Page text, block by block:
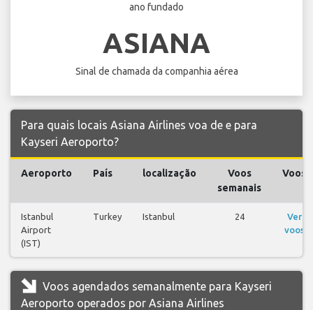
ano fundado
ASIANA
Sinal de chamada da companhia aérea
Para quais locais Asiana Airlines voa de e para
Kayseri Aeroporto?
Aeroporto País localização
Voos
semanais
Voos
Istanbul
Airport
(IST)
Turkey Istanbul 24
Ver
voos
Voos agendados semanalmente para Kayseri
Aeroporto operados por Asiana Airlines